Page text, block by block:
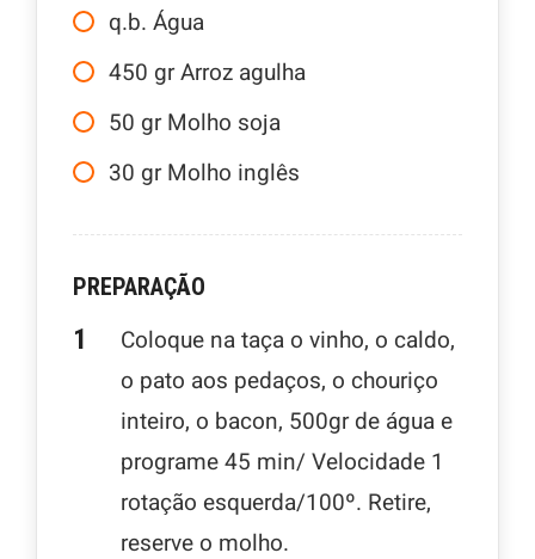
q.b. Água
450 grArroz agulha
50 gr Molho soja
30 gr Molho inglês
PREPARAÇÃO
Coloque na taça o vinho, o caldo,
o pato aos pedaços, o chouriço
inteiro, o bacon, 500gr de água e
programe 45 min/ Velocidade 1
rotação esquerda/100º. Retire,
reserve o molho.